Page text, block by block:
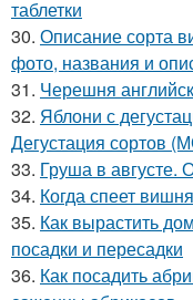
таблетки
30. Описание сорта
фото, названия и
31. Черешня
32. Яблони с
Дегустация сортов
33. Груша в августе.
34. Когда спеет
35. Как вырастить
посадки и пересадки
36. Как посадить